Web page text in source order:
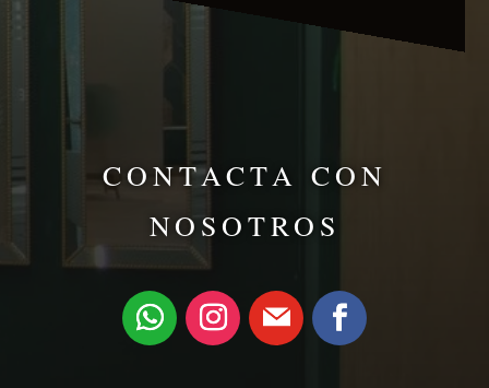
CONTACTA CON
NOSOTROS